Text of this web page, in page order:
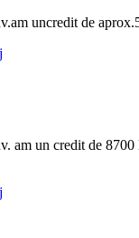
uncredit de
am un credit de